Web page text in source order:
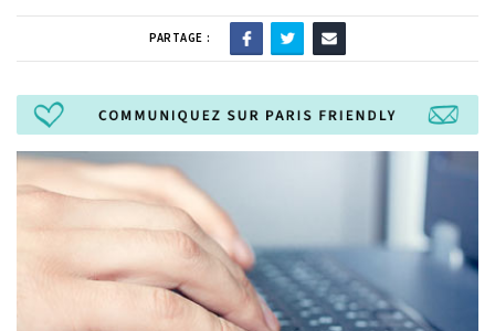
PARTAGE :